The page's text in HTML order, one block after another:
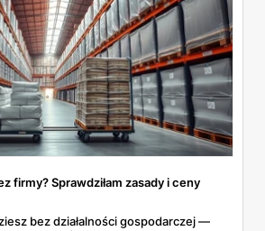
firmy? Sprawdziłam zasady i ceny
bez działalności gospodarczej —